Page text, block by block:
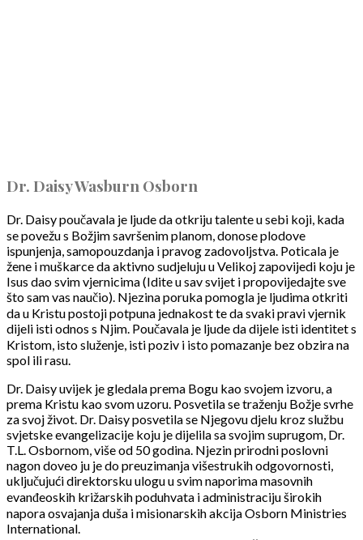
Dr. Daisy Wasburn Osborn
Dr. Daisy poučavala je ljude da otkriju talente u sebi koji, kada
se povežu s Božjim savršenim planom, donose plodove
ispunjenja, samopouzdanja i pravog zadovoljstva. Poticala je
žene i muškarce da aktivno sudjeluju u Velikoj zapovijedi koju je
Isus dao svim vjernicima (Idite u sav svijet i propovijedajte sve
što sam vas naučio). Njezina poruka pomogla je ljudima otkriti
da u Kristu postoji potpuna jednakost te da svaki pravi vjernik
dijeli isti odnos s Njim. Poučavala je ljude da dijele isti identitet s
Kristom, isto služenje, isti poziv i isto pomazanje bez obzira na
spol ili rasu.
Dr. Daisy uvijek je gledala prema Bogu kao svojem izvoru, a
prema Kristu kao svom uzoru. Posvetila se traženju Božje svrhe
za svoj život. Dr. Daisy posvetila se Njegovu djelu kroz službu
svjetske evangelizacije koju je dijelila sa svojim suprugom, Dr.
T.L. Osbornom, više od 50 godina. Njezin prirodni poslovni
nagon doveo ju je do preuzimanja višestrukih odgovornosti,
uključujući direktorsku ulogu u svim naporima masovnih
evanđeoskih križarskih poduhvata i administraciju širokih
napora osvajanja duša i misionarskih akcija Osborn Ministries
International.